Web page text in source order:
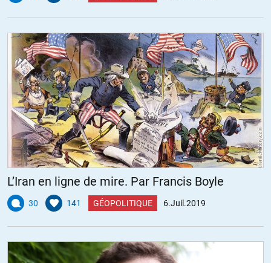
L’Iran en ligne de mire. Par Francis Boyle
30 141 GÉOPOLITIQUE 6.Juil.2019